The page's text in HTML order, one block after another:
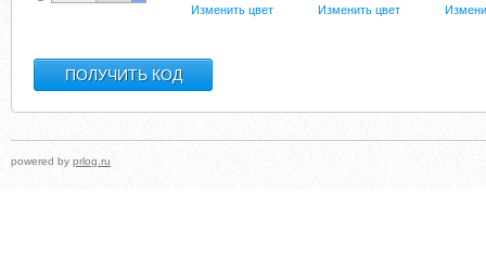
Изменить цвет Изменить цвет
powered by prlog.ru